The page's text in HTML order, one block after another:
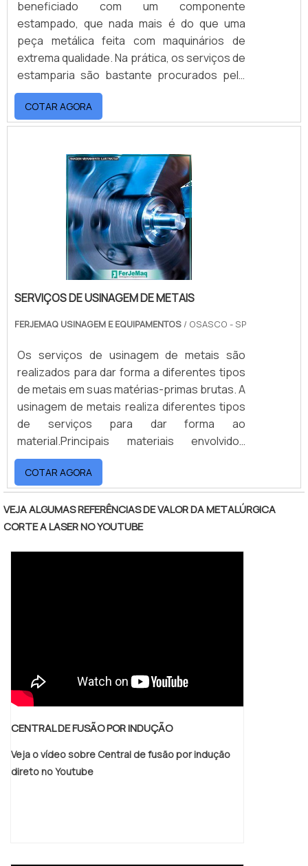
beneficiado com um componente
estampado, que nada mais é do que uma
peça metálica feita com maquinários de
extrema qualidade. Na prática, os serviços de
estamparia são bastante procurados pelo
segmento industrial por serem capazes de
atender demandas específicas, realizando a
confecção de peças em espessuras,
melhor adequação do produto com a
necessidade que ele deverá
suprir.UTILIDADE DOS COMPONENTES
ESTAMPADOSOptar pelos .
COTAR AGORA
SERVIÇOS DE USINAGEM DE METAIS
FERJEMAQ USINAGEM E EQUIPAMENTOS / OSASCO - SP
Os serviços de usinagem de metais são
realizados para dar forma a diferentes tipos
de metais em suas matérias-primas brutas. A
usinagem de metais realiza diferentes tipos
de serviços para dar forma ao
material.Principais materiais envolvidos
Bronze; Cobre; Latão; Alumínio; Aço; Aço
Inox; Entre outros.Hoje em dia, os serviços
de usinagem são realizados com máquinas e
equipamentos de alta tecnologia. Um dos
tipos de máquinas utilizados nos processos
COTAR AGORA
VEJA ALGUMAS REFERÊNCIAS DE VALOR DA METALÚRGICA
CORTE A LASER NO YOUTUBE
CENTRAL DE FUSÃO POR INDUÇÃO
Veja o vídeo sobre Central de fusão por indução
direto no Youtube